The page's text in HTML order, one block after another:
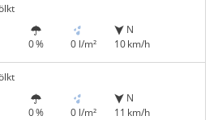
0 % 0 l/m²
N
10 km/h
0 % 0 l/m²
N
11 km/h